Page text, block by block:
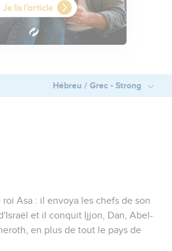
Hébreu / Grec - Strong
Asa : il envoya les chefs de son
et il conquit Ijjon, Dan, Abel-
en plus de tout le pays de